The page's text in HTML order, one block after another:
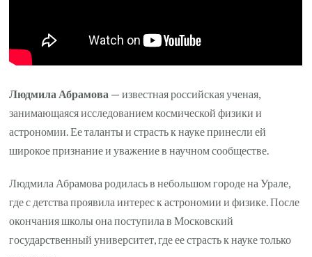
удивительные
факты
творчестве
Людмила Абрамова — известная российская ученая,
занимающаяся исследованием космической физики и
астрономии. Ее таланты и страсть к науке принесли ей
широкое признание и уважение в научном сообществе.
Людмила Абрамова родилась в небольшом городе на Урале,
где с детства проявила интерес к астрономии и физике. После
окончания школы она поступила в Московский
государственный университет, где ее страсть к науке только